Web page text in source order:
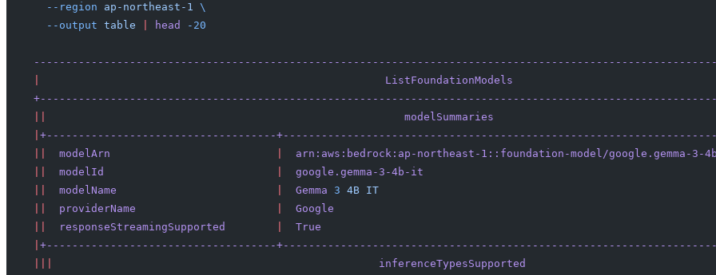
  --region
ap-northeast-1 \
  --output
table head -20
                                                      ListFoundationModels
                                                        modelSummaries
+------------------------------------
  modelArn
arn:aws:bedrock:ap-northeast-1::foundation-model/google.gemma-3-
  modelId
  google.gemma-3-4b-it
  modelName
  Gemma
3 4B IT
  providerName
  Google
  responseStreamingSupported
  True
+------------------------------------
                                                   inferenceTypesSupported